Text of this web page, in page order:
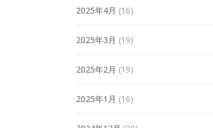
2025年4月 (16)
2025年3月 (19)
2025年2月 (19)
2025年1月 (16)